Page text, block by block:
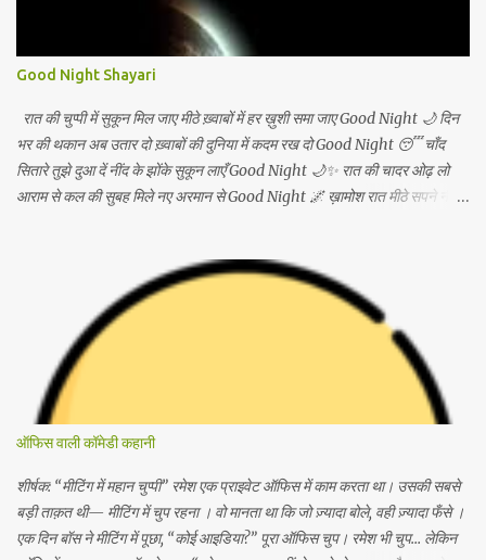
ख़ूबसूरत हो जाती हैं। अगर आप चाहें तो मैं इसे
Good Night Shayari
रात की चुप्पी में सुकून मिल जाए मीठे ख़्वाबों में हर ख़ुशी समा जाए Good Night 🌙 दिन
भर की थकान अब उतार दो ख़्वाबों की दुनिया में कदम रख दो Good Night 😴 चाँद
सितारे तुझे दुआ दें नींद के झोंके सुकून लाएँ Good Night 🌙✨ रात की चादर ओढ़ लो
आराम से कल की सुबह मिले नए अरमान से Good Night 🌌 ख़ामोश रात मीठे सपने नींद में
बात हो Good Night 🌠 आज की रात सुकून दे जाए हर चिंता को दूर भगाए Good
Night 🌙💫 आँखें बंद करो मुस्कान के साथ कल फिर शुरू होगी नई बात Good Night
😌 नींद तुझे बाहों में भर ले हर सपना सच होने की राह ले Good Night 🌙 रात आई है
आराम का पैग़ाम लेकर सो जाओ अब ख़ुद को संभाल लेकर Good Night 🌌 दिन की
उलझनें यहीं छोड़ दो ख़्वाबों में खुशियों को जोड़ दो Good Night 😴 चाँद भी कहे तुझे
शुभ-रात्रि नींद में मिट जाए हर व्यथा सारी Good Night 🌙 आज की रात बस तेरी हो हर
सपना प्यार से भरी हो Good Night 💖 सोने दो अब इन आँखों को कल...
ऑफिस वाली कॉमेडी कहानी
शीर्षक: “मीटिंग में महान चुप्पी” रमेश एक प्राइवेट ऑफिस में काम करता था। उसकी सबसे
बड़ी ताक़त थी— मीटिंग में चुप रहना । वो मानता था कि जो ज़्यादा बोले, वही ज़्यादा फँसे ।
एक दिन बॉस ने मीटिंग में पूछा, “कोई आइडिया?” पूरा ऑफिस चुप। रमेश भी चुप… लेकिन